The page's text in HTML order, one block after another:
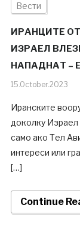
Вести
ИРАНЦИТЕ
ИЗРАЕЛ
НАПАДНАТ –
15.October.2023
Иранските
доколку Израел
само ако Тел
интереси или
[…]
Continue